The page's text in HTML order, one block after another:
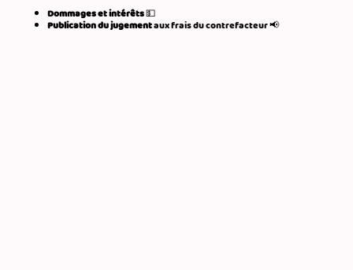
Dommages et intérêts💵
Publication du jugementaux frais du contrefacteur 📢